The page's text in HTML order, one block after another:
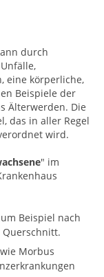
durch
eine körperliche,
Beispiele der
Älterwerden. Die
das in aller Regel
wird.
" im
Beispiel nach
Querschnitt.
Morbus